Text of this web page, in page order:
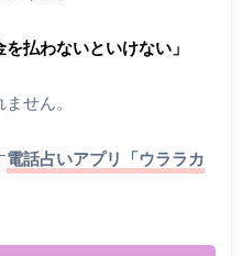
払わないといけない」
せん。
電話占いアプリ「ウララカ